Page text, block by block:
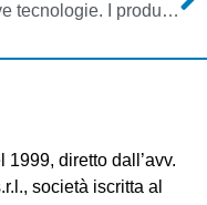
Nuove tecnologie. I produttori di TV rilanciano: 4K e sempre più smartness negli apparecchi del futuro
diretto dall’avv.
società iscritta al